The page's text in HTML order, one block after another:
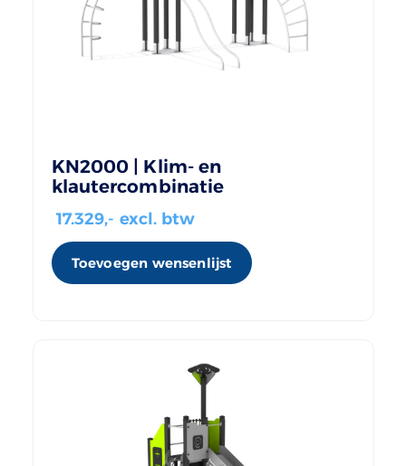
KN2000 | Klim- en
klautercombinatie
17.329,- excl. btw
Toevoegen wensenlijst